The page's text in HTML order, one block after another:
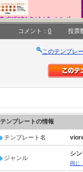
コメント： 0 投票
このテンプレ
テンプレートの情報
テンプレート名
ジャンル
シ
同じ